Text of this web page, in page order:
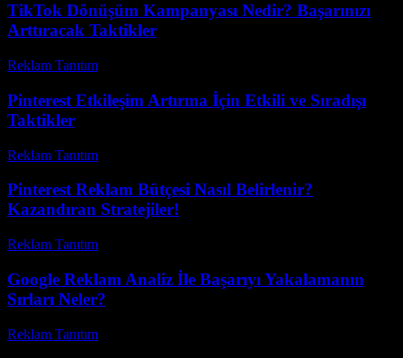
TikTok Dönüşüm Kampanyası Nedir? Başarınızı
Arttıracak Taktikler
Reklam Tanıtım
Pinterest Etkileşim Artırma İçin Etkili ve Sıradışı
Taktikler
Reklam Tanıtım
Pinterest Reklam Bütçesi Nasıl Belirlenir?
Kazandıran Stratejiler!
Reklam Tanıtım
Google Reklam Analiz İle Başarıyı Yakalamanın
Sırları Neler?
Reklam Tanıtım